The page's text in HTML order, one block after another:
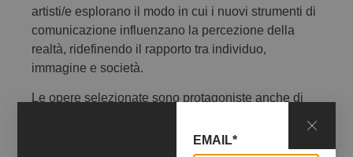
artisti/e esplorano il modo in cui i nuovi strumenti di
comunicazione influenzano la percezione della
realtà, ridefinendo il rapporto tra individuo,
immagine e società.
Le opere selezionate sono protagoniste anche di
a Pescara, in cui il manifesto diventa un veicolo di
EMAIL*